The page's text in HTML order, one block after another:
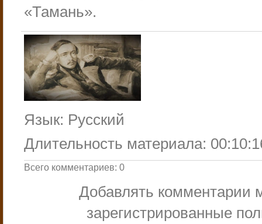
«Тамань».
Язык: Русский
Длительность материала:
Всего комментариев: 0
Добавлять комментарии
зарегистрированные